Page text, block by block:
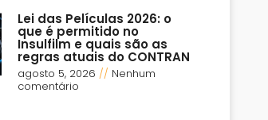
Lei das Películas 2026: o
que é permitido no
Insulfilm e quais são as
regras atuais do CONTRAN
agosto 5, 2026
Nenhum
comentário